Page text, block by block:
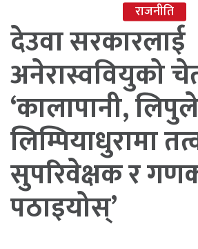
राजनीति
देउवा सरकारलाई
अनेरास्ववियुको
‘कालापानी,
लिम्पियाधुरामा
सुपरिवेक्षक र
पठाइयोस्’